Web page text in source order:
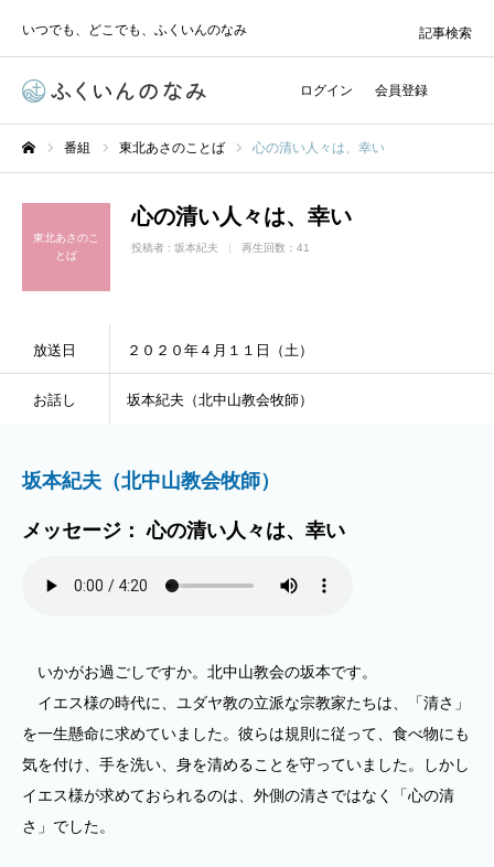
いつでも、どこでも、ふくいんのなみ
ログイン 会員登録
記事検索
番組 東北あさのことば 心の清い人々は、幸い
東北あさのこ
とば
心の清い人々は、幸い
投稿者 : 坂本紀夫 再生回数：41
放送日 ２０２０年４月１１日（土）
お話し 坂本紀夫（北中山教会牧師）
坂本紀夫（北中山教会牧師）
メッセージ： 心の清い人々は、幸い
いかがお過ごしですか。北中山教会の坂本です。
イエス様の時代に、ユダヤ教の立派な宗教家たちは、「清さ」
を一生懸命に求めていました。彼らは規則に従って、食べ物にも
気を付け、手を洗い、身を清めることを守っていました。しかし
イエス様が求めておられるのは、外側の清さではなく「心の清
さ」でした。